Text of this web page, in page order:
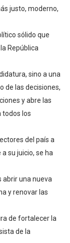
justo, moderno,
sólido que
República
sino a una
de las decisiones,
y abre las
todos los
del país a
su juicio, se ha
abrir una nueva
y renovar las
de fortalecer la
de la